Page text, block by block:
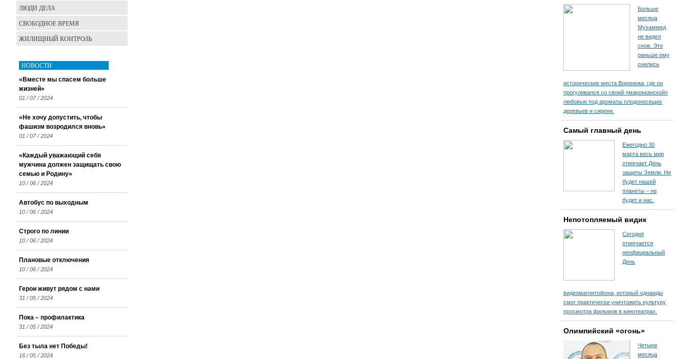
ЛЮДИ ДЕЛА
СВОБОДНОЕ ВРЕМЯ
ЖИЛИЩНЫЙ КОНТРОЛЬ
НОВОСТИ
«Вместе мы спасем больше
жизней»
01 / 07 / 2024
«Не хочу допустить, чтобы
фашизм возродился вновь»
01 / 07 / 2024
«Каждый уважающий себя
мужчина должен защищать свою
семью и Родину»
10 / 06 / 2024
Автобус по выходным
10 / 06 / 2024
Строго по линии
10 / 06 / 2024
Плановые отключения
10 / 06 / 2024
Герои живут рядом с нами
31 / 05 / 2024
Пока – профилактика
31 / 05 / 2024
Без тыла нет Победы!
16 / 05 / 2024
Больше
месяца
Мухаммед
не видел
снов. Это
раньше ему
снились
исторические места Воронежа, где он
прогуливался со своей «марокканской»
любовью под ароматы плодоносящих
деревьев и сирени.
Самый главный день
Ежегодно 30
марта весь мир
отмечает День
защиты Земли. Не
будет нашей
планеты – не
будет и нас.
Непотопляемый видик
Сегодня
отмечается
неофициальный
День
видеомагнитофона, который однажды
смог практически уничтожить культуру
просмотра фильмов в кинотеатрах.
Олимпийский «огонь»
Четыре
месяца